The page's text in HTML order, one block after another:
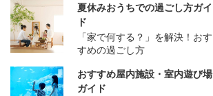
夏休みおうちでの過ごし方ガイ
ド
「家で何する？」を解決！おす
すめの過ごし方
おすすめ屋内施設・室内遊び場
ガイド